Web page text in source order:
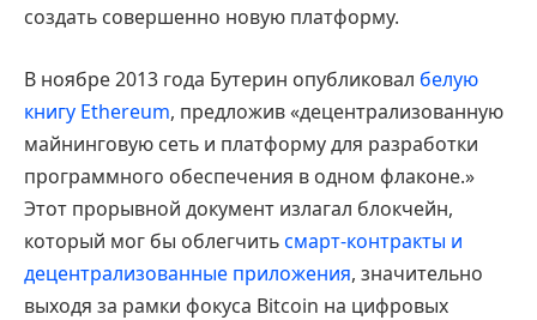
создать совершенно новую платформу.
В ноябре 2013 года Бутерин опубликовал белую
книгу Ethereum, предложив «децентрализованную
майнинговую сеть и платформу для разработки
программного обеспечения в одном флаконе.»
Этот прорывной документ излагал блокчейн,
который мог бы облегчитьсмарт-контракты и
децентрализованные приложения, значительно
выходя за рамки фокуса Bitcoin на цифровых